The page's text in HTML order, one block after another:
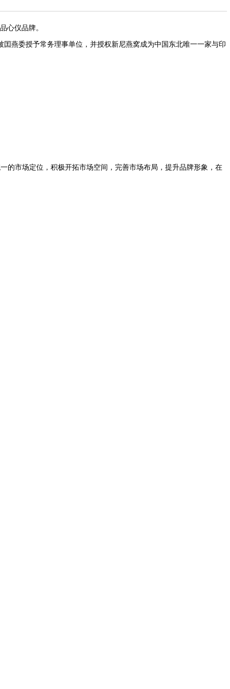
心仪品牌。
燕委授予常务理事单位，并授权新尼燕窝成为中国东北唯一一家与印
市场定位，积极开拓市场空间，完善市场布局，提升品牌形象，在